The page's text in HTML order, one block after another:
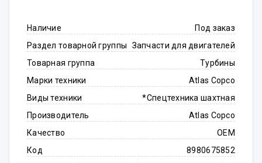
Наличие
Под заказ
Раздел товарной группы
Запчасти для двигателей
Товарная группа
Турбины
Марки техники
Atlas Copco
Виды техники
*Спецтехника шахтная
Производитель
Atlas Copco
Качество
OEM
Код
8980675852